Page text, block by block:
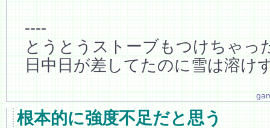
----
とうとうストーブもつけちゃ
日中日が差してたのに雪は溶け
根本的に強度不足だと思う